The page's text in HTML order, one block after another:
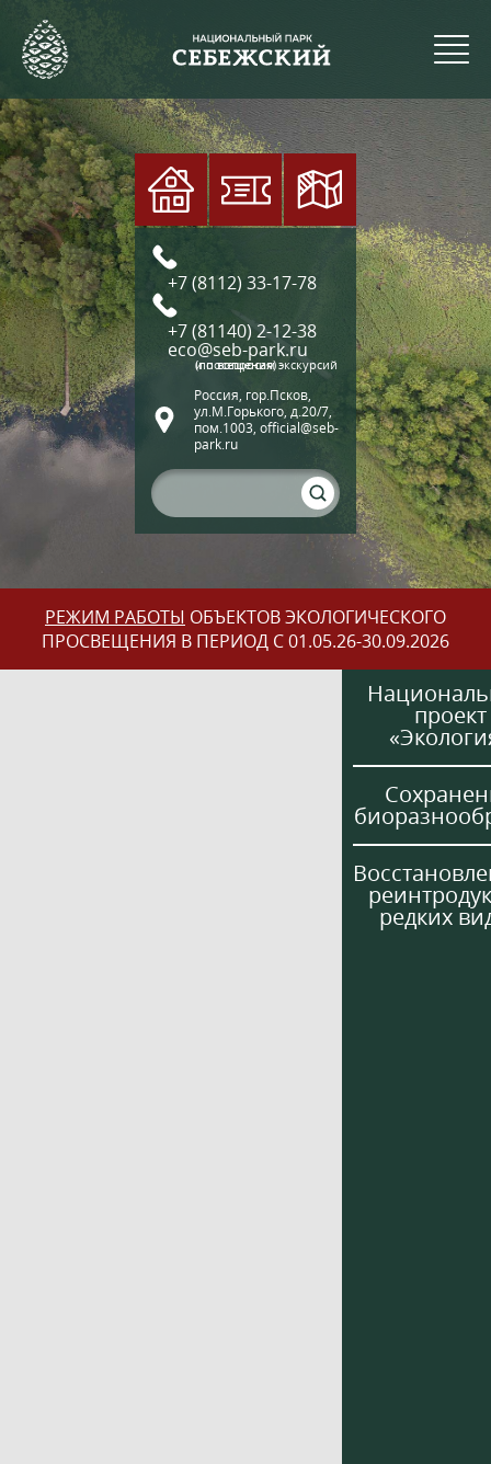
+7 (8112) 33-17-78
+7 (81140) 2-12-38
eco@seb-park.ru
(по вопросам экскурсий и посещения)
Россия, гор.Псков,
ул.М.Горького, д.20/7,
пом.1003, official@seb-
park.ru
РЕЖИМ РАБОТЫ ОБЪЕКТОВ ЭКОЛОГИЧЕСКОГО
ПРОСВЕЩЕНИЯ В ПЕРИОД С 01.05.26-30.09.2026
проект
редких